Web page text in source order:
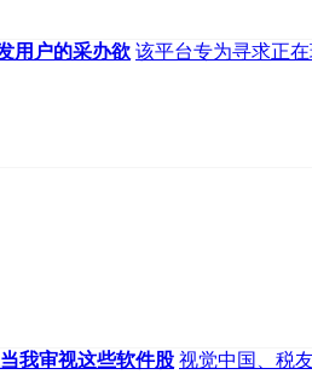
用户的采办欲 该平台专为寻求正
我审视这些软件股 视觉中国、税